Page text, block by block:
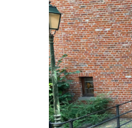
06 août 2026Consulter
La police
recherche
femme de 33